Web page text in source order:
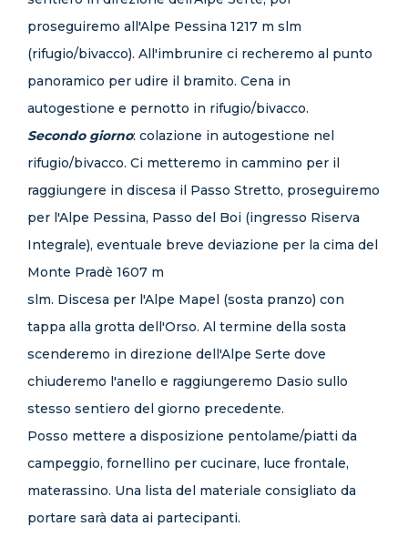
proseguiremo all'Alpe Pessina 1217 m slm
(rifugio/bivacco). All'imbrunire ci recheremo al punto
panoramico per udire il bramito. Cena in
autogestione e pernotto in rifugio/bivacco.
Secondo giorno: colazione in autogestione nel
rifugio/bivacco. Ci metteremo in cammino per il
raggiungere in discesa il Passo Stretto, proseguiremo
per l'Alpe Pessina, Passo del Boi (ingresso Riserva
Integrale), eventuale breve deviazione per la cima del
Monte Pradè 1607 m
slm. Discesa per l'Alpe Mapel (sosta pranzo) con
tappa alla grotta dell'Orso. Al termine della sosta
scenderemo in direzione dell'Alpe Serte dove
chiuderemo l'anello e raggiungeremo Dasio sullo
stesso sentiero del giorno precedente.
Posso mettere a disposizione pentolame/piatti da
campeggio, fornellino per cucinare, luce frontale,
materassino. Una lista del materiale consigliato da
portare sarà data ai partecipanti.